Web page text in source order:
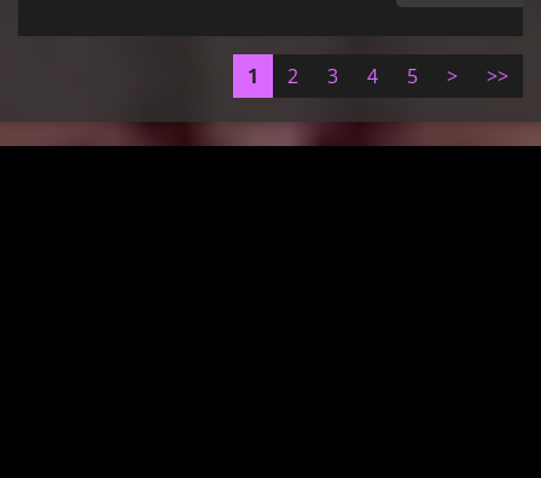
1 2 3 4 5 > >>